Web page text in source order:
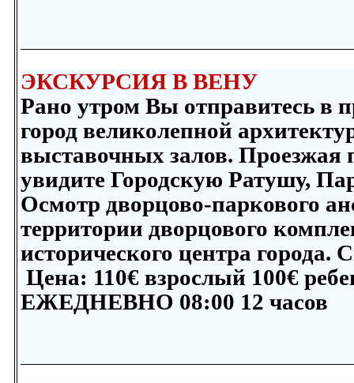
ЭКСКУРСИЯ В ВЕНУ
Рано утром Вы отправитесь в
город великолепной
выставочных залов. Проезжая
увидите Городскую Ратушу,
Осмотр дворцово-паркового
территории дворцового
исторического центра города.
Цена: 110€ взрослый 100€
ЕЖЕДНЕВНО 08:00 12 часов